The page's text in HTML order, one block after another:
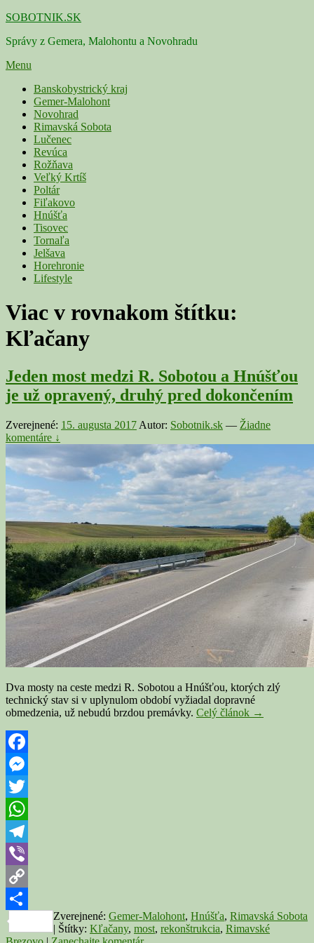
Skip
content
SOBOTNIK.SK
Správy z Gemera, Malohontu a Novohradu
Menu
Primárne
menu
Banskobystrický kraj
Gemer-Malohont
Novohrad
Rimavská Sobota
Lučenec
Revúca
Rožňava
Veľký Krtíš
Poltár
Fiľakovo
Hnúšťa
Tisovec
Tornaľa
Jelšava
Horehronie
Lifestyle
Viac v rovnakom štítku:
Kľačany
Jeden most medzi R. Sobotou a Hnúšťou
je už opravený, druhý pred dokončením
Zverejnené: 15. augusta 2017 Autor: Sobotnik.sk — Žiadne
komentáre ↓
Dva mosty na ceste medzi R. Sobotou a Hnúšťou, ktorých zlý
technický stav si v uplynulom období vyžiadal dopravné
obmedzenia, už nebudú brzdou premávky. Celý článok Jeden
→
Facebook
Messenger
Twitter
WhatsApp
Telegram
Viber
Copy
Link
Share
Zverejnené: Gemer-Malohont, Hnúšťa, Rimavská Sobota
| Štítky: Kľačany, most, rekonštrukcia, Rimavské